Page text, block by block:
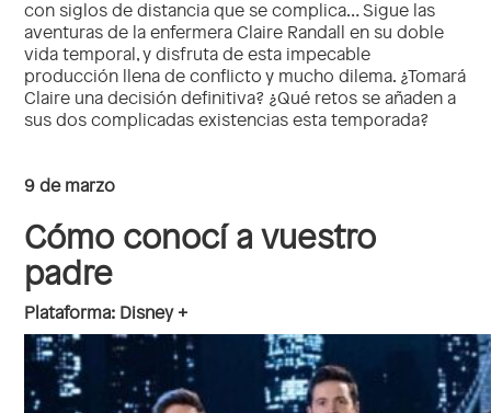
con siglos de distancia que se complica… Sigue las
aventuras de la enfermera Claire Randall en su doble
vida temporal, y disfruta de esta impecable
producción llena de conflicto y mucho dilema. ¿Tomará
Claire una decisión definitiva? ¿Qué retos se añaden a
sus dos complicadas existencias esta temporada?
9 de marzo
Cómo conocí a vuestro
padre
Plataforma: Disney +